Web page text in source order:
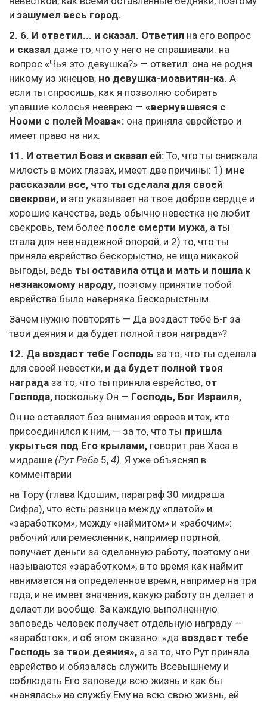
и зашумел весь город.
2. 6. И ответил... и сказал. Ответил на его вопрос
и сказал даже то, что у него не спрашивали: на
вопрос «Чья это девушка?» — ответил: она не родня
никому из жнецов, но девушка-моавитян-ка. А
если ты спросишь, как я позволяю собирать
упавшие колосья нееврею — «вернувшаяся с
Нооми с полей Моава»: она приняла еврейство и
имеет право на них.
11. И ответил Боаз и сказал ей: То, что ты снискала
милость в моих глазах, имеет две причины: 1) мне
рассказали все, что ты сделала для своей
свекрови, и это указывает на твое доброе сердце и
хорошие качества, ведь обычно невестка не любит
свекровь, тем более после смерти мужа, а ты
стала для нее надежной опорой, и 2) то, что ты
приняла еврейство бескорыстно, не ища никакой
выгоды, ведь ты оставила отца и мать и пошла к
незнакомому народу, поэтому принятие тобой
еврейства было наверняка бескорыстным.
Зачем нужно повторять — Да воздаст тебе Б-г за
твои деяния и да будет полной твоя награда»?
12. Да воздаст тебе Господь за то, что ты сделала
для своей невестки, и да будет полной твоя
награда за то, что ты приняла еврейство, от
Господа, поскольку Он — Господь, Бог Израиля,
Он не оставляет без внимания евреев и тех, кто
присоединился к ним, — за то, что ты пришла
укрыться под Его крылами, говорит рав Хаса в
мидраше (Рут Раба 5, 4). Я уже объяснял в
комментарии
на Тору (глава Кдошим, параграф 30 мидраша
Сифра), что есть разница между «платой» и
«заработком», между «наймитом» и «рабочим»:
рабочий или ремесленник, например портной,
получает деньги за сделанную работу, поэтому они
называются «заработком», в то время как наймит
нанимается на определенное время, например на три
года, и не имеет значения, какую работу он делает и
делает ли вообще. За каждую выполненную
заповедь человек получает отдельную награду —
«заработок», и об этом сказано: «да воздаст тебе
Господь за твои деяния», а за то, что Рут приняла
еврейство и обязалась служить Всевышнему и
соблюдать Его заповеди всю жизнь и как бы
«нанялась» на службу Ему на всю свою жизнь, ей